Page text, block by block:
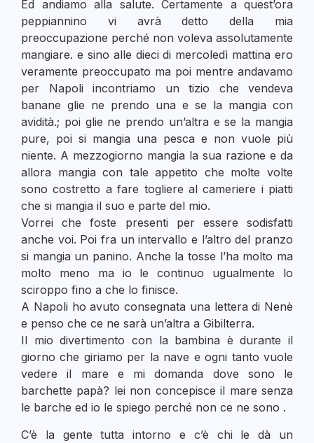
Ed andiamo alla salute. Certamente a quest’ora
peppiannino vi avrà detto della mia
preoccupazione perché non voleva assolutamente
mangiare. e sino alle dieci di mercoledì mattina ero
veramente preoccupato ma poi mentre andavamo
per Napoli incontriamo un tizio che vendeva
banane glie ne prendo una e se la mangia con
avidità.; poi glie ne prendo un’altra e se la mangia
pure, poi si mangia una pesca e non vuole più
niente. A mezzogiorno mangia la sua razione e da
allora mangia con tale appetito che molte volte
sono costretto a fare togliere al cameriere i piatti
che si mangia il suo e parte del mio.
Vorrei che foste presenti per essere sodisfatti
anche voi. Poi fra un intervallo e l’altro del pranzo
si mangia un panino. Anche la tosse l’ha molto ma
molto meno ma io le continuo ugualmente lo
sciroppo fino a che lo finisce.
A Napoli ho avuto consegnata una lettera di Nenè
e penso che ce ne sarà un’altra a Gibilterra.
Il mio divertimento con la bambina è durante il
giorno che giriamo per la nave e ogni tanto vuole
vedere il mare e mi domanda dove sono le
barchette papà? lei non concepisce il mare senza
le barche ed io le spiego perché non ce ne sono .
C’è la gente tutta intorno e c’è chi le dà un